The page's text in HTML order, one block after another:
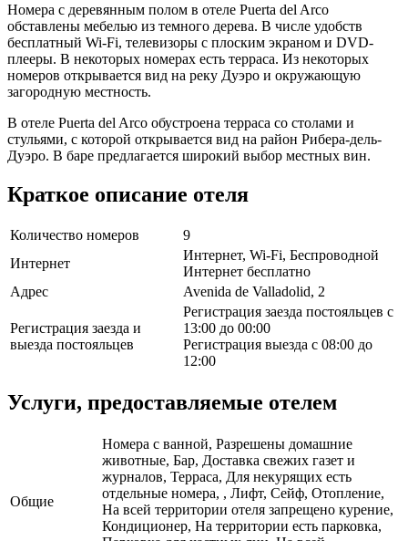
Номера с деревянным полом в отеле Puerta del Arco
обставлены мебелью из темного дерева. В числе удобств
бесплатный Wi-Fi, телевизоры с плоским экраном и DVD-
плееры. В некоторых номерах есть терраса. Из некоторых
номеров открывается вид на реку Дуэро и окружающую
загородную местность.
В отеле Puerta del Arco обустроена терраса со столами и
стульями, с которой открывается вид на район Рибера-дель-
Дуэро. В баре предлагается широкий выбор местных вин.
Краткое описание отеля
Количество номеров
9
Интернет
Интернет, Wi-Fi, Беспроводной
Интернет бесплатно
Адрес
Avenida de Valladolid, 2
Регистрация заезда и
выезда постояльцев
Регистрация заезда постояльцев с
13:00 до 00:00
Регистрация выезда с 08:00 до
12:00
Услуги, предоставляемые отелем
Общие
Номера с ванной, Разрешены домашние
животные, Бар, Доставка свежих газет и
журналов, Терраса, Для некурящих есть
отдельные номера, , Лифт, Сейф, Отопление,
На всей территории отеля запрещено курение,
Кондиционер, На территории есть парковка,